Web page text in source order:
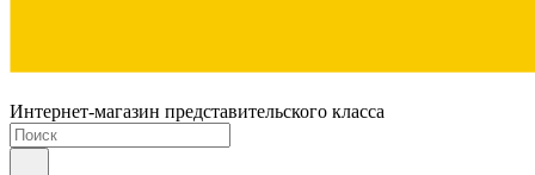
Интернет-магазин представительского класса